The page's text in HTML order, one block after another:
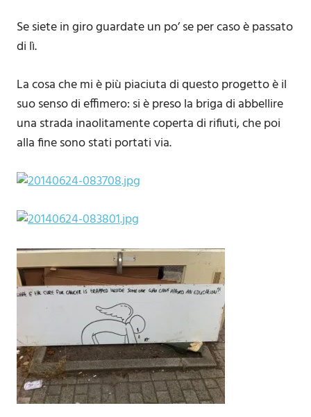
Se siete in giro guardate un po’ se per caso è passato
di lì.
La cosa che mi è più piaciuta di questo progetto è il
suo senso di effimero: si è preso la briga di abbellire
una strada inaolitamente coperta di rifiuti, che poi
alla fine sono stati portati via.